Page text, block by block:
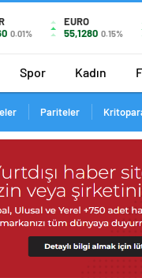
0.01%
EURO
55,1280 0.15%
Spor Kadın
Pariteler